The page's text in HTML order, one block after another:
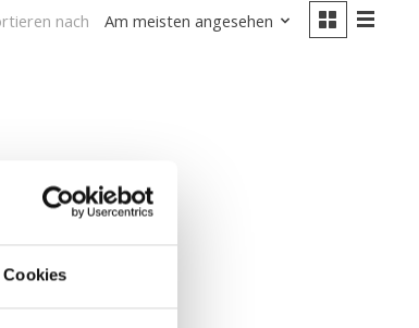
Cookies
nach Am meisten angesehen